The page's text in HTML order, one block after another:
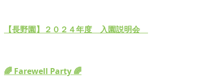
【長野園】２０２４年度 入園説明会
🌈 Farewell Party 🌈